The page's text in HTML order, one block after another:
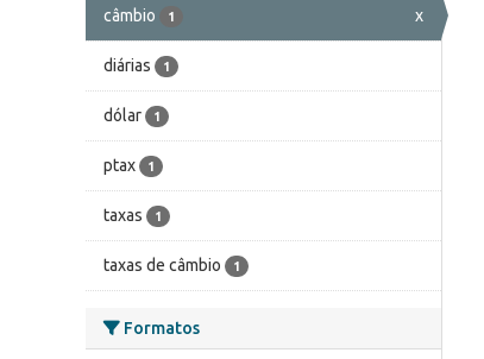
câmbio 1 x
diárias 1
dólar 1
ptax 1
taxas 1
taxas de câmbio 1
Formatos